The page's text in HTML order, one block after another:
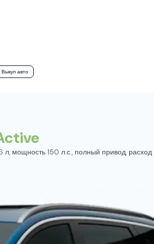
Выкуп авто
мощность 150 л.с., полный привод,